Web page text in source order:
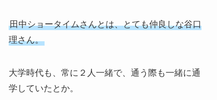
田中ショータイムさんとは、とても仲良しな谷口
理さん。
大学時代も、常に２人一緒で、通う際も一緒に通
学していたとか。